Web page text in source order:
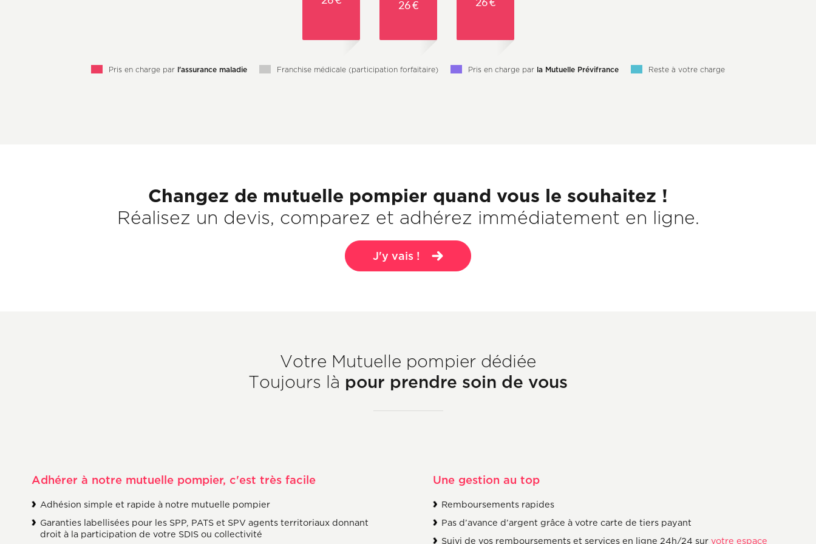
26 €
Pris en charge par l'assurance maladie Franchise médicale (participation forfaitaire) Pris en charge par la Mutuelle Prévifrance Reste à votre charge
Changez de mutuelle pompier quand vous le souhaitez !
Réalisez un devis, comparez et adhérez immédiatement en ligne.
J'y vais !
Votre Mutuelle pompier dédiée
Toujours là pour prendre soin de vous
Adhérer à notre mutuelle pompier, c'est très facile
Adhésion simple et rapide à notre mutuelle pompier
Garanties labellisées pour les SPP, PATS et SPV agents territoriaux donnant
droit à la participation de votre SDIS ou collectivité
Une gestion au top
Remboursements rapides
Pas d’avance d’argent grâce à votre carte de tiers payant
Suivi de vos remboursements et services en ligne 24h/24 sur votre espace